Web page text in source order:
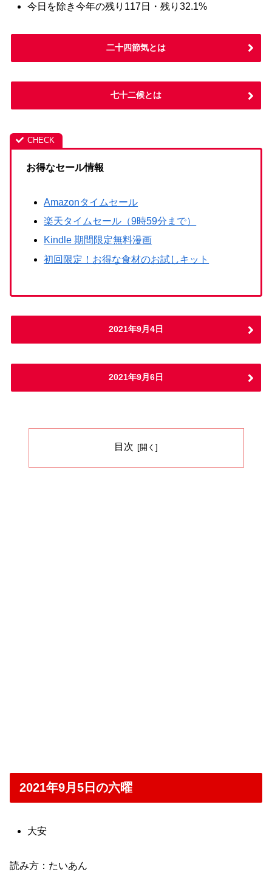
今日を除き今年の残り117日・残り32.1%
二十四節気とは
七十二候とは
お得なセール情報
Amazonタイムセール
楽天タイムセール（9時59分まで）
Kindle 期間限定無料漫画
初回限定！お得な食材のお試しキット
2021年9月4日
2021年9月6日
目次
2021年9月5日の六曜
大安
読み方：たいあん